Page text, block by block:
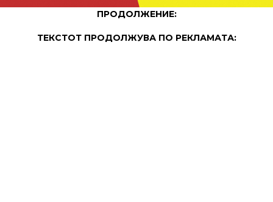
ПРОДОЛЖЕНИЕ:
ТЕКСТОТ ПРОДОЛЖУВА ПО РЕКЛАМАТА: